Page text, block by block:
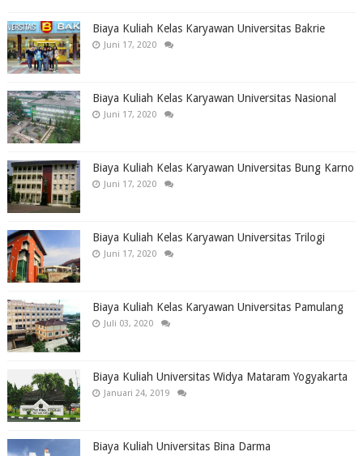
Biaya Kuliah Kelas Karyawan Universitas Bakrie
Juni 17, 2020
Biaya Kuliah Kelas Karyawan Universitas Nasional
Juni 17, 2020
Biaya Kuliah Kelas Karyawan Universitas Bung Karno
Juni 17, 2020
Biaya Kuliah Kelas Karyawan Universitas Trilogi
Juni 17, 2020
Biaya Kuliah Kelas Karyawan Universitas Pamulang
Juli 03, 2020
Biaya Kuliah Universitas Widya Mataram Yogyakarta
Januari 24, 2019
Biaya Kuliah Universitas Bina Darma